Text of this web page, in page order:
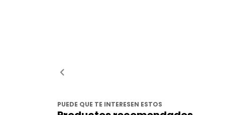
PUEDE QUE TE INTERESEN ESTOS